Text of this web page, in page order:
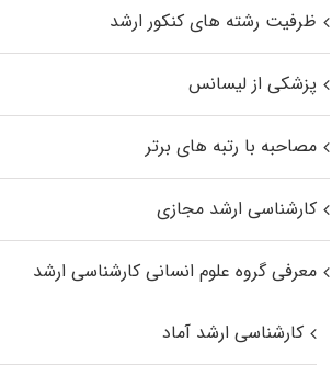
ظرفیت رشته های کنکور ارشد
پزشکی از لیسانس
مصاحبه با رتبه های برتر
کارشناسی ارشد مجازی
معرفی گروه علوم انسانی کارشناسی ارشد
کارشناسی ارشد آماد